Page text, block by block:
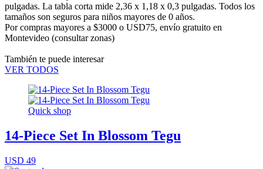
pulgadas. La tabla corta mide 2,36 x 1,18 x 0,3 pulgadas. Todos los
tamaños son seguros para niños mayores de 0 años.
Por compras mayores a $3000 o USD75, envío gratuito en
Montevideo (consultar zonas)
También te puede interesar
VER TODOS
Quick shop
14-Piece Set In Blossom Tegu
USD 49